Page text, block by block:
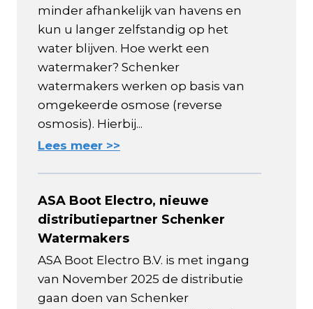
minder afhankelijk van havens en
kun u langer zelfstandig op het
water blijven. Hoe werkt een
watermaker? Schenker
watermakers werken op basis van
omgekeerde osmose (reverse
osmosis). Hierbij...
Lees meer >>
ASA Boot Electro, nieuwe
distributiepartner Schenker
Watermakers
ASA Boot Electro B.V. is met ingang
van November 2025 de distributie
gaan doen van Schenker